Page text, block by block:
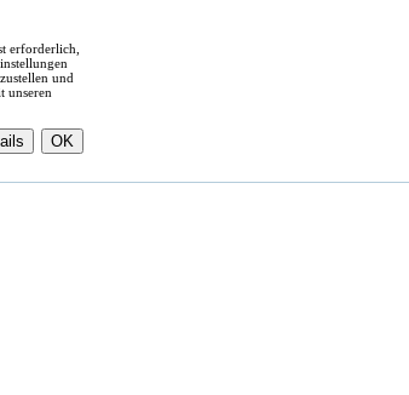
erforderlich,
und
unseren